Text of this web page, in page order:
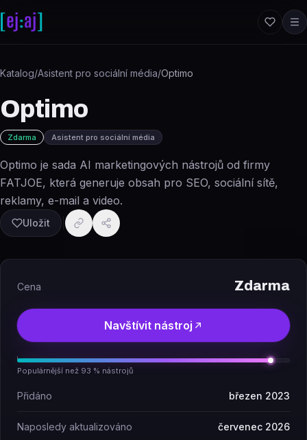
Katalog/Asistent pro sociální média/Optimo
Optimo
Zdarma Asistent pro sociální média
Optimo je sada AI marketingových nástrojů od firmy
FATJOE, která generuje obsah pro SEO, sociální sítě,
reklamy, e-mail a video.
Uložit
Cena Zdarma
Navštívit nástroj
Populárnější než 93 % nástrojů
Přidáno březen 2023
Naposledy aktualizováno červenec 2026